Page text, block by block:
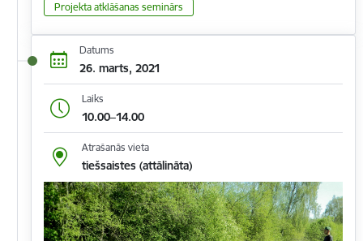
Projekta atklāšanas seminārs
Datums
26. marts, 2021
Laiks
10.00–14.00
Atrašanās vieta
tiešsaistes (attālināta)